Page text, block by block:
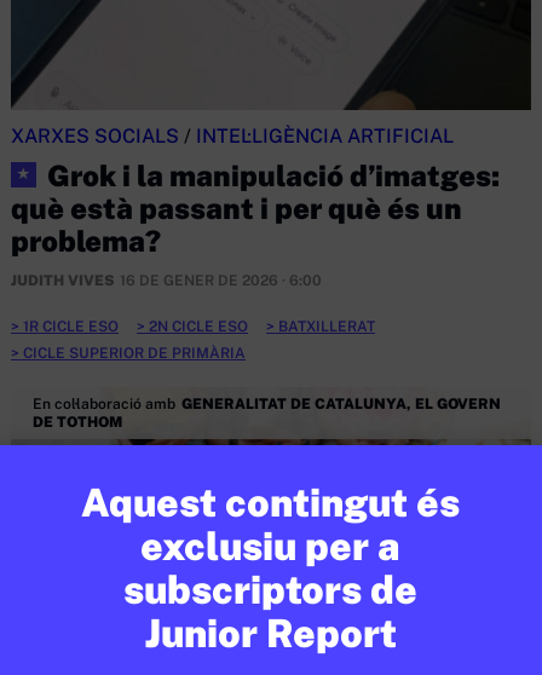
Aquest contingut és
exclusiu per a
subscriptors de
Junior Report
XARXES SOCIALS / INTEL·LIGÈNCIA ARTIFICIAL
★
Grok i la manipulació d’imatges:
què està passant i per què és un
problema?
JUDITH VIVES 16 DE GENER DE 2026 · 6:00
1R CICLE ESO 2N CICLE ESO
BATXILLERAT
CICLE SUPERIOR DE PRIMÀRIA
En col·laboració amb GENERALITAT DE CATALUNYA, EL GOVERN
DE TOTHOM